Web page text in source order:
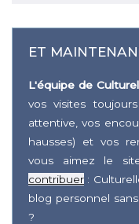
ET
L'équipe de
vos visites
attentive, vos
hausses) et vos
vous aimez le
contribuer :
blog personnel
?